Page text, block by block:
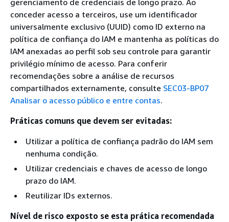
gerenciamento de credenciais de longo prazo. Ao
conceder acesso a terceiros, use um identificador
universalmente exclusivo (UUID) como ID externo na
política de confiança do IAM e mantenha as políticas do
IAM anexadas ao perfil sob seu controle para garantir
privilégio mínimo de acesso. Para conferir
recomendações sobre a análise de recursos
compartilhados externamente, consulte SEC03-BP07
Analisar o acesso público e entre contas.
Práticas comuns que devem ser evitadas:
Utilizar a política de confiança padrão do IAM sem
nenhuma condição.
Utilizar credenciais e chaves de acesso de longo
prazo do IAM.
Reutilizar IDs externos.
Nível de risco exposto se esta prática recomendada